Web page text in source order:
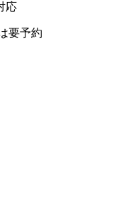
応
要予約